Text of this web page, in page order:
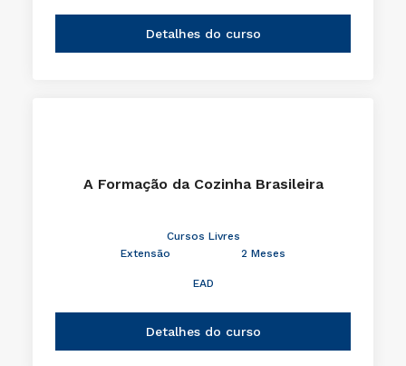
Detalhes do curso
A Formação da Cozinha Brasileira
Cursos Livres
Extensão
2 Meses
EAD
Detalhes do curso